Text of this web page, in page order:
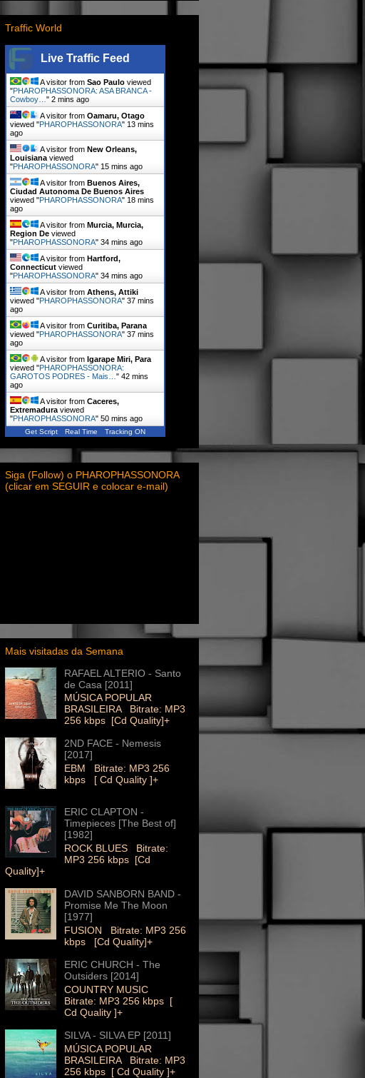
Traffic World
Live Traffic Feed
A visitor from Sao Paulo viewed
"PHAROPHASSONORA: ASA BRANCA -
Cowboy… " 2 mins ago
A visitor from Oamaru, Otago
viewed "PHAROPHASSONORA" 13 mins
ago
A visitor from New Orleans,
Louisiana viewed
"PHAROPHASSONORA" 15 mins ago
A visitor from Buenos Aires,
Ciudad Autonoma De Buenos Aires
viewed "PHAROPHASSONORA" 18 mins
ago
A visitor from Murcia, Murcia,
Region De viewed
"PHAROPHASSONORA" 34 mins ago
A visitor from Hartford,
Connecticut viewed
"PHAROPHASSONORA" 34 mins ago
A visitor from Athens, Attiki
viewed "PHAROPHASSONORA" 37 mins
ago
A visitor from Curitiba, Parana
viewed "PHAROPHASSONORA" 37 mins
ago
A visitor from Igarape Miri, Para
viewed "PHAROPHASSONORA:
GAROTOS PODRES - Mais… " 42 mins
ago
A visitor from Caceres,
Extremadura viewed
"PHAROPHASSONORA" 50 mins ago
Get Script Real Time Tracking ON
Siga (Follow) o PHAROPHASSONORA
(clicar em SEGUIR e colocar e-mail)
Mais visitadas da Semana
RAFAEL ALTERIO - Santo
de Casa [2011]
MÚSICA POPULAR
BRASILEIRA Bitrate: MP3
256 kbps [Cd Quality]+
2ND FACE - Nemesis
[2017]
EBM Bitrate: MP3 256
kbps [ Cd Quality ]+
ERIC CLAPTON -
Timepieces [The Best of]
[1982]
ROCK BLUES Bitrate:
MP3 256 kbps [Cd
Quality]+
DAVID SANBORN BAND -
Promise Me The Moon
[1977]
FUSION Bitrate: MP3 256
kbps [Cd Quality]+
ERIC CHURCH - The
Outsiders [2014]
COUNTRY MUSIC
Bitrate: MP3 256 kbps [
Cd Quality ]+
SILVA - SILVA EP [2011]
MÚSICA POPULAR
BRASILEIRA Bitrate: MP3
256 kbps [ Cd Quality ]+